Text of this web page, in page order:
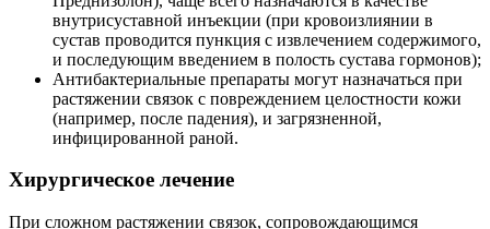
внутрисуставной инъекции (при кровоизлиянии в
сустав проводится пункция с извлечением содержимого,
и последующим введением в полость сустава гормонов);
Антибактериальные препараты могут назначаться при
растяжении связок с повреждением целостности кожи
(например, после падения), и загрязненной,
инфицированной раной.
Хирургическое лечение
При сложном растяжении связок, сопровождающимся